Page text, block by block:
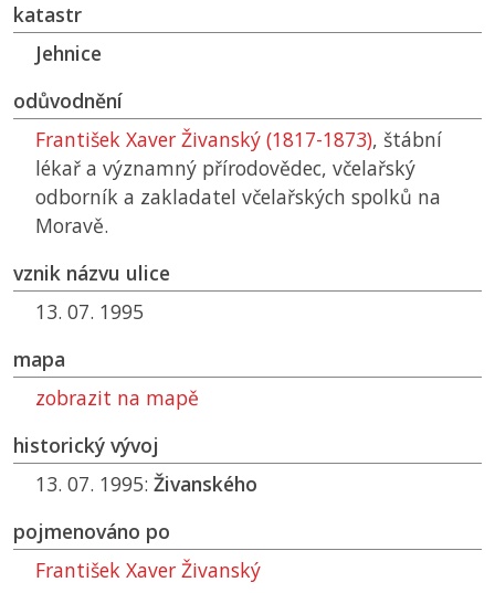
katastr
Jehnice
odůvodnění
František Xaver Živanský (1817-1873), štábní
lékař a významný přírodovědec, včelařský
odborník a zakladatel včelařských spolků na
Moravě.
vznik názvu ulice
13. 07. 1995
mapa
zobrazit na mapě
historický vývoj
13. 07. 1995: Živanského
pojmenováno po
František Xaver Živanský